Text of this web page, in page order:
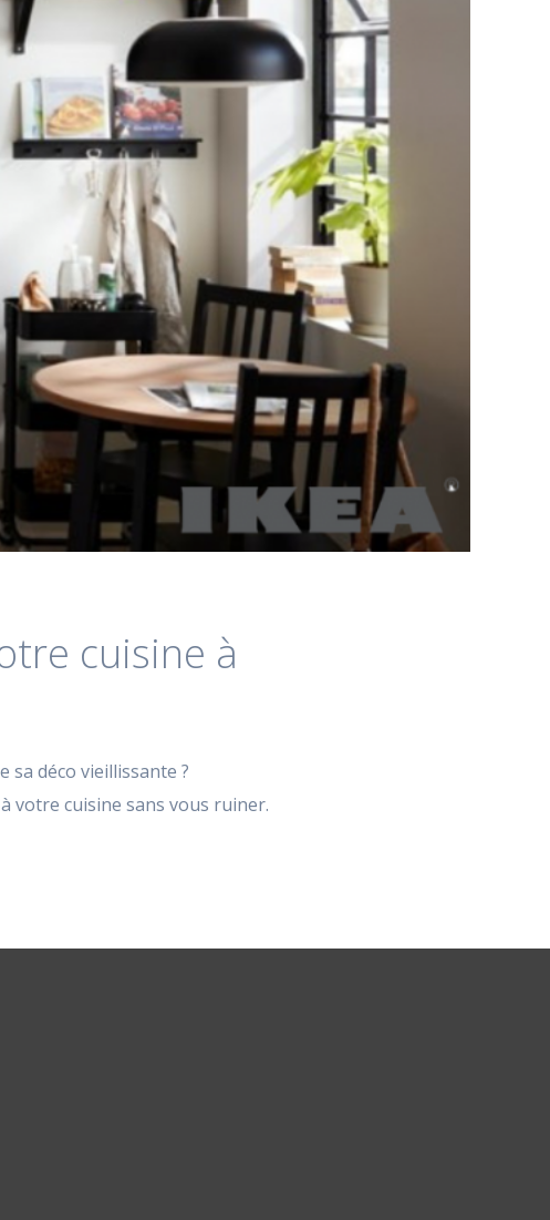
cuisine à
sa déco vieillissante ?
votre cuisine sans vous ruiner.